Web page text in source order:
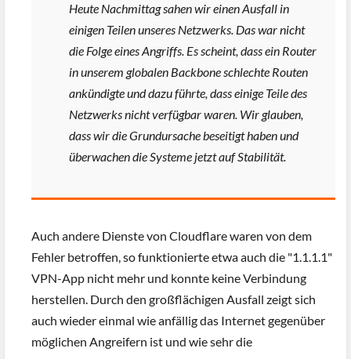
Heute Nachmittag sahen wir einen Ausfall in
einigen Teilen unseres Netzwerks. Das war nicht
die Folge eines Angriffs. Es scheint, dass ein Router
in unserem globalen Backbone schlechte Routen
ankündigte und dazu führte, dass einige Teile des
Netzwerks nicht verfügbar waren. Wir glauben,
dass wir die Grundursache beseitigt haben und
überwachen die Systeme jetzt auf Stabilität.
Auch andere Dienste von Cloudflare waren von dem
Fehler betroffen, so funktionierte etwa auch die "1.1.1.1"
VPN-App nicht mehr und konnte keine Verbindung
herstellen. Durch den großflächigen Ausfall zeigt sich
auch wieder einmal wie anfällig das Internet gegenüber
möglichen Angreifern ist und wie sehr die